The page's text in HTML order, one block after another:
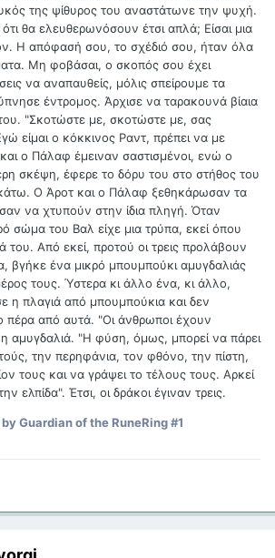
της ψίθυρος του αναστάτωνε την ψυχή.
θα ελευθερωνόσουν έτσι απλά; Είσαι μια
Η απόφασή σου, το σχέδιό σου, ήταν όλα
Μη φοβάσαι, ο σκοπός σου έχει
να αναπαυθείς, μόλις σπείρουμε τα
έντρομος. Άρχισε να ταρακουνά βίαια
"Σκοτώστε με, σκοτώστε με, σας
είμαι ο κόκκινος Ραντ, πρέπει να με
ο Πάλαφ έμειναν σαστισμένοι, ενώ ο
σκέψη, έφερε το δόρυ του στο στήθος του
Ο Άροτ και ο Πάλαφ ξεθηκάρωσαν τα
να χτυπούν στην ίδια πληγή. Όταν
σώμα του Βαλ είχε μια τρύπα, εκεί όπου
του. Από εκεί, προτού οι τρεις προλάβουν
βγήκε ένα μικρό μπουμπούκι αμυγδαλιάς
τους. Ύστερα κι άλλο ένα, κι άλλο,
η πλαγιά από μπουμπούκια και δεν
πέρα από αυτά. "Οι άνθρωποι έχουν
η αμυγδαλιά. "Η φύση, όμως, μπορεί να πάρει
την περηφάνια, τον φθόνο, την πίστη,
τους και να γράψει το τέλους τους. Αρκεί
ελπίδα". Έτσι, οι δράκοι έγιναν τρεις.
by Guardian of the RuneRing #1